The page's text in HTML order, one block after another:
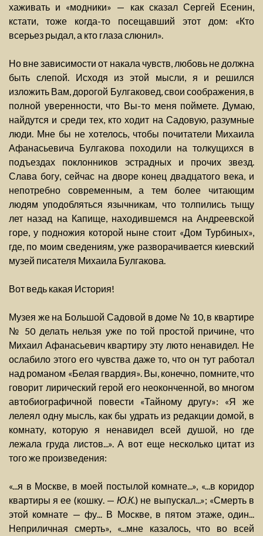
хаживать и «модники» — как сказал Сергей Есенин,
кстати, тоже когда-то посещавший этот дом: «Кто
всерьез рыдал, а кто глаза слюнил».
Но вне зависимости от накала чувств, любовь не должна
быть слепой. Исходя из этой мысли, я и решился
изложить Вам, дорогой Булгаковед, свои соображения, в
полной уверенности, что Вы-то меня поймете. Думаю,
найдутся и среди тех, кто ходит на Садовую, разумные
люди. Мне бы не хотелось, чтобы почитатели Михаила
Афанасьевича Булгакова походили на толкущихся в
подъездах поклонников эстрадных и прочих звезд.
Слава богу, сейчас на дворе конец двадцатого века, и
непотребно современным, а тем более читающим
людям уподобляться язычникам, что толпились тыщу
лет назад на Капище, находившемся на Андреевской
горе, у подножия которой ныне стоит «Дом Турбиных»,
где, по моим сведениям, уже разворачивается киевский
музей писателя Михаила Булгакова.
Вот ведь какая История!
Музея же на Большой Садовой в доме № 10, в квартире
№ 50 делать нельзя уже по той простой причине, что
Михаил Афанасьевич квартиру эту люто ненавидел. Не
ослабило этого его чувства даже то, что он тут работал
над романом «Белая гвардия». Вы, конечно, помните, что
говорит лирический герой его неоконченной, во многом
автобиографичной повести «Тайному другу»: «Я же
лелеял одну мысль, как бы удрать из редакции домой, в
комнату, которую я ненавидел всей душой, но где
лежала груда листов...». А вот еще несколько цитат из
того же произведения:
«...я в Москве, в моей постылой комнате...», «...в коридор
квартиры я ее (кошку. —Ю.К.) не выпускал...»; «Смерть в
этой комнате — фу... В Москве, в пятом этаже, один...
Неприличная смерть», «...мне казалось, что во всей